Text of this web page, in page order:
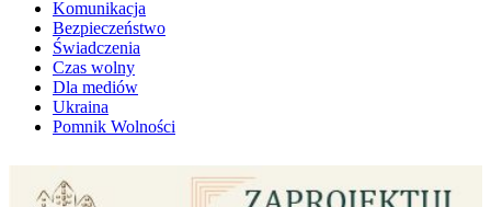
Komunikacja
Bezpieczeństwo
Świadczenia
Czas wolny
Dla mediów
Ukraina
Pomnik Wolności